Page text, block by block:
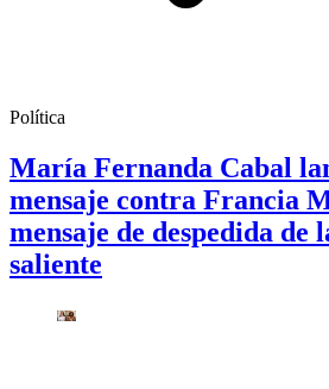
Política
María Fernanda Cabal
mensaje contra Francia
mensaje de despedida de
saliente